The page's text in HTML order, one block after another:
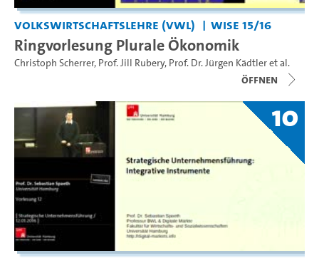
Volkswirtschaftslehre (VWL) WiSe 15/16
Ringvorlesung Plurale Ökonomik
Christoph Scherrer, Prof. Jill Rubery, Prof. Dr. Jürgen Kädtleret al.
Öffnen
10